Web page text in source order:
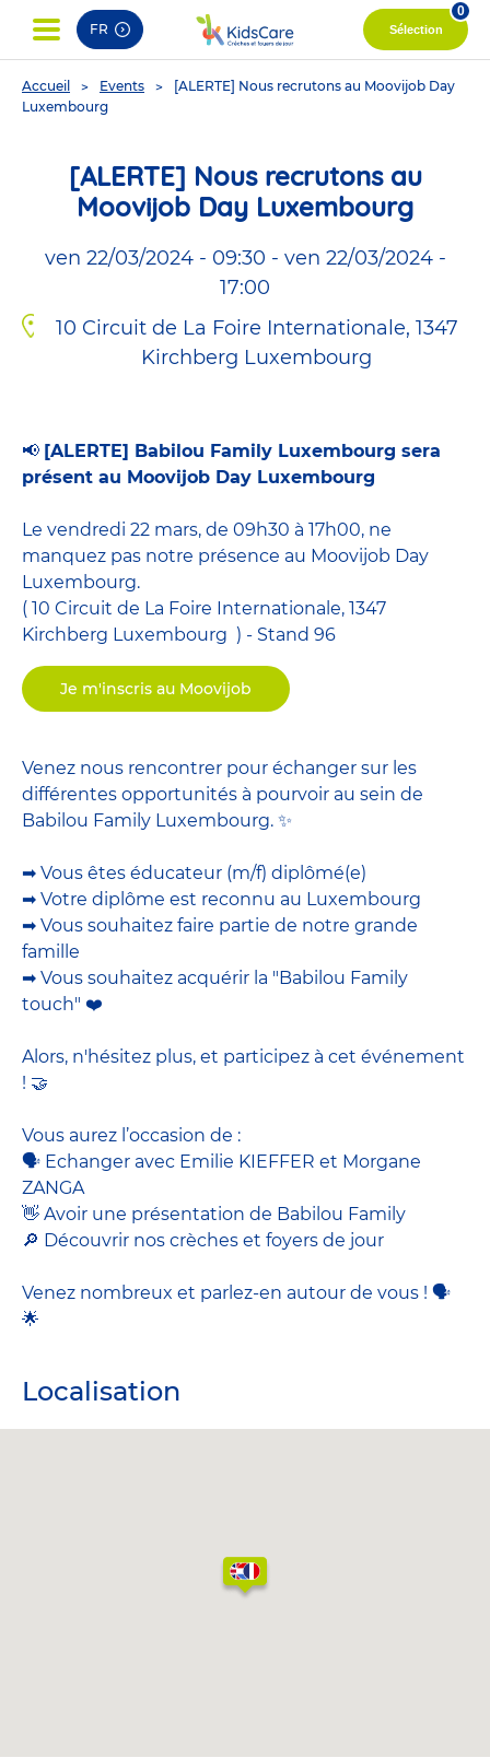
FR Sélection
0
You
are
Accueil Events
[ALERTE] Nous recrutons au Moovijob Day
Luxembourg
[ALERTE] Nous recrutons au
Moovijob Day Luxembourg
ven 22/03/2024 - 09:30 - ven 22/03/2024 -
17:00
10 Circuit de La Foire Internationale, 1347
Kirchberg Luxembourg
📢 [ALERTE] Babilou Family Luxembourg sera
présent au Moovijob Day Luxembourg
Le vendredi 22 mars, de 09h30 à 17h00, ne
manquez pas notre présence au Moovijob Day
Luxembourg.
( 10 Circuit de La Foire Internationale, 1347
Kirchberg Luxembourg ) - Stand 96
Je m'inscris au Moovijob
Venez nous rencontrer pour échanger sur les
différentes opportunités à pourvoir au sein de
Babilou Family Luxembourg. ✨
➡ Vous êtes éducateur (m/f) diplômé(e)
➡ Votre diplôme est reconnu au Luxembourg
➡ Vous souhaitez faire partie de notre grande
famille
➡ Vous souhaitez acquérir la "Babilou Family
touch" ❤️
Alors, n'hésitez plus, et participez à cet événement
! 🤝
Vous aurez l’occasion de :
🗣 Echanger avec Emilie KIEFFER et Morgane
ZANGA
👋 Avoir une présentation de Babilou Family
🔎 Découvrir nos crèches et foyers de jour
Venez nombreux et parlez-en autour de vous ! 🗣
🌟
Localisation